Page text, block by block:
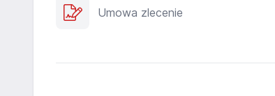
Umowa zlecenie